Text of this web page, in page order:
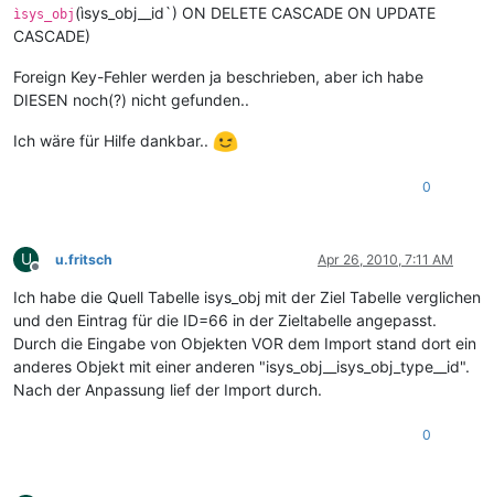
ìsys_obj (ìsys_obj__id`) ON DELETE CASCADE ON UPDATE
CASCADE)
Foreign Key-Fehler werden ja beschrieben, aber ich habe
DIESEN noch(?) nicht gefunden..
Ich wäre für Hilfe dankbar..
0
U
Offline
u.fritsch Apr 26, 2010, 7:11 AM
Ich habe die Quell Tabelle isys_obj mit der Ziel Tabelle verglichen
und den Eintrag für die ID=66 in der Zieltabelle angepasst.
Durch die Eingabe von Objekten VOR dem Import stand dort ein
anderes Objekt mit einer anderen "isys_obj__isys_obj_type__id".
Nach der Anpassung lief der Import durch.
0